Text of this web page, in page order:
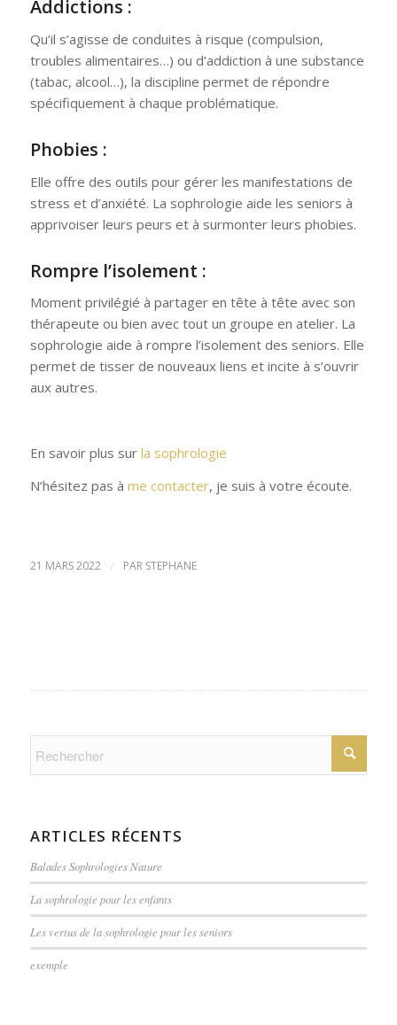
Addictions :
Qu’il s’agisse de conduites à risque (compulsion,
troubles alimentaires…) ou d’addiction à une substance
(tabac, alcool…), la discipline permet de répondre
spécifiquement à chaque problématique.
Phobies :
Elle offre des outils pour gérer les manifestations de
stress et d’anxiété. La sophrologie aide les seniors à
apprivoiser leurs peurs et à surmonter leurs phobies.
Rompre l’isolement :
Moment privilégié à partager en tête à tête avec son
thérapeute ou bien avec tout un groupe en atelier. La
sophrologie aide à rompre l’isolement des seniors. Elle
permet de tisser de nouveaux liens et incite à s’ouvrir
aux autres.
En savoir plus sur la sophrologie
N’hésitez pas à me contacter, je suis à votre écoute.
21 MARS 2022 / PAR STEPHANE
ARTICLES RÉCENTS
Balades Sophrologies Nature
La sophrologie pour les enfants
Les vertus de la sophrologie pour les seniors
exemple